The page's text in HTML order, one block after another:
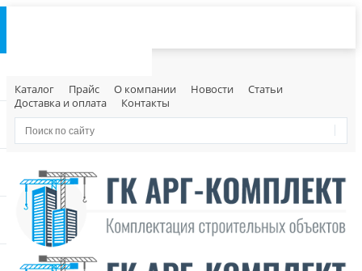
Каталог Прайс О компании Новости
Статьи
Доставка и оплата
Контакты